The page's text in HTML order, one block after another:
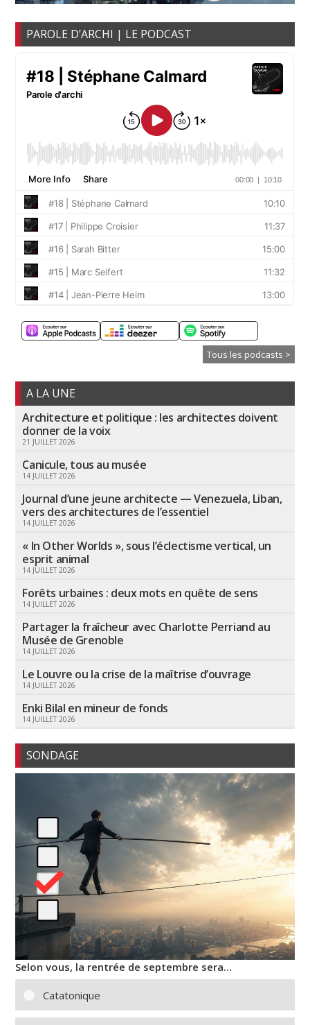
PAROLE D’ARCHI | LE PODCAST
Tous les podcasts >
A LA UNE
Architecture et politique : les architectes doivent
donner de la voix
21 JUILLET 2026
Canicule, tous au musée
14 JUILLET 2026
Journal d’une jeune architecte — Venezuela, Liban,
vers des architectures de l’essentiel
14 JUILLET 2026
« In Other Worlds », sous l’éclectisme vertical, un
esprit animal
14 JUILLET 2026
Forêts urbaines : deux mots en quête de sens
14 JUILLET 2026
Partager la fraîcheur avec Charlotte Perriand au
Musée de Grenoble
14 JUILLET 2026
Le Louvre ou la crise de la maîtrise d’ouvrage
14 JUILLET 2026
Enki Bilal en mineur de fonds
14 JUILLET 2026
SONDAGE
Selon vous, la rentrée de septembre sera…
Catatonique